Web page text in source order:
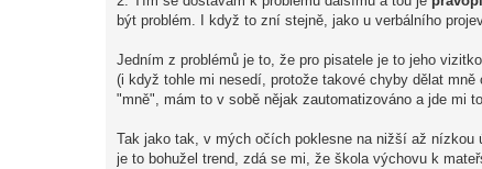
být problém. I když to zní stejně, jako u verbálního
Jedním z problémů je to, že pro pisatele je to jeho
(i když tohle mi nesedí, protože takové chyby dělat
"mně", mám to v sobě nějak zautomatizováno a jde mi
Tak jako tak, v mých očích poklesne na nižší až
je to bohužel trend, zdá se mi, že škola výchovu k